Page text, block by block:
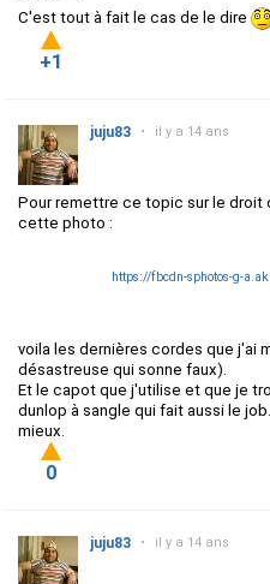
C'est tout à fait le cas de le dire
+1
juju83 • il y a 14 ans
Pour remettre ce topic sur le droit
cette photo :
https://fbcdn-sphotos-g-
voila les dernières cordes que j'ai
désastreuse qui sonne faux).
Et le capot que j'utilise et que je
dunlop à sangle qui fait aussi le
mieux.
0
juju83 • il y a 14 ans